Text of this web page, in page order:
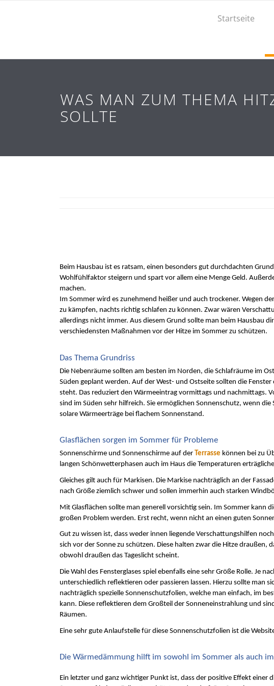
Startseite
WAS MAN ZUM THEMA
SOLLTE
Beim Hausbau ist es ratsam, einen besonders gut durchdachten
Wohlfühlfaktor steigern und spart vor allem eine Menge Geld.
machen.
Im Sommer wird es zunehmend heißer und auch trockener. Wegen
zu kämpfen, nachts richtig schlafen zu können. Zwar wären
allerdings nicht immer. Aus diesem Grund sollte man beim Hausbau
verschiedensten Maßnahmen vor der Hitze im Sommer zu schützen.
Das Thema Grundriss
Die Nebenräume sollten am besten im Norden, die Schlafräume im
Süden geplant werden. Auf der West- und Ostseite sollten die
steht. Das reduziert den Wärmeeintrag vormittags und nachmittags.
sind im Süden sehr hilfreich. Sie ermöglichen Sonnenschutz, wenn
solare Wärmeerträge bei flachem Sonnenstand.
Glasflächen sorgen im Sommer für Probleme
Sonnenschirme und Sonnenschirme auf der Terrasse können bei zu
langen Schönwetterphasen auch im Haus die Temperaturen
Gleiches gilt auch für Markisen. Die Markise nachträglich an der
nach Größe ziemlich schwer und sollen immerhin auch starken
Mit Glasflächen sollte man generell vorsichtig sein. Im Sommer kann
großen Problem werden. Erst recht, wenn nicht an einen guten
Gut zu wissen ist, dass weder innen liegende Verschattungshilfen
sich vor der Sonne zu schützen. Diese halten zwar die Hitze draußen,
obwohl draußen das Tageslicht scheint.
Die Wahl des Fensterglases spiel ebenfalls eine sehr Größe Rolle. Je
unterschiedlich reflektieren oder passieren lassen. Hierzu sollte man
nachträglich spezielle Sonnenschutzfolien, welche man einfach, im
kann. Diese reflektieren dem Großteil der Sonneneinstrahlung und
Räumen.
Eine sehr gute Anlaufstelle für diese Sonnenschutzfolien ist die
Die Wärmedämmung hilft im sowohl im Sommer als auch
Ein letzter und ganz wichtiger Punkt ist, dass der positive Effekt einer